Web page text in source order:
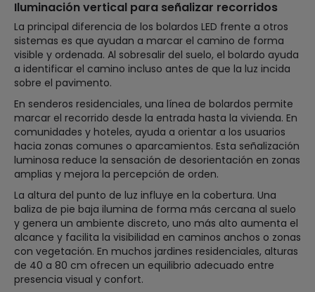
Iluminación vertical para señalizar recorridos
La principal diferencia de los bolardos LED frente a otros
sistemas es que ayudan a marcar el camino de forma
visible y ordenada. Al sobresalir del suelo, el bolardo ayuda
a identificar el camino incluso antes de que la luz incida
sobre el pavimento.
En senderos residenciales, una línea de bolardos permite
marcar el recorrido desde la entrada hasta la vivienda. En
comunidades y hoteles, ayuda a orientar a los usuarios
hacia zonas comunes o aparcamientos. Esta señalización
luminosa reduce la sensación de desorientación en zonas
amplias y mejora la percepción de orden.
La altura del punto de luz influye en la cobertura. Una
baliza de pie baja ilumina de forma más cercana al suelo
y genera un ambiente discreto, uno más alto aumenta el
alcance y facilita la visibilidad en caminos anchos o zonas
con vegetación. En muchos jardines residenciales, alturas
de 40 a 80 cm ofrecen un equilibrio adecuado entre
presencia visual y confort.